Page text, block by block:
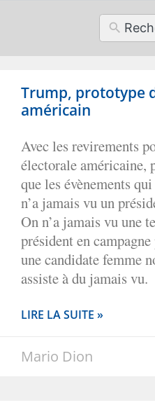
Trump, prototype
américain
Avec les revirements
électorale américaine,
que les évènements
n’a jamais vu un
On n’a jamais vu une
président en
une candidate femme
assiste à du jamais vu.
LIRE LA SUITE »
Mario Dion